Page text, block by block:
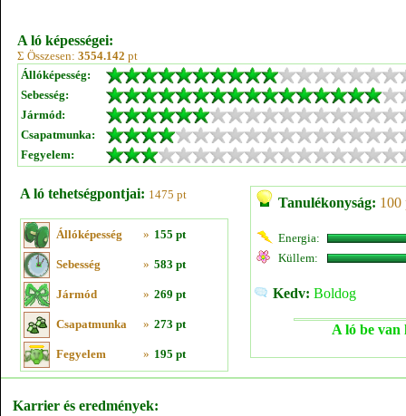
A ló képességei:
Σ Összesen: 3554.142 pt
Állóképesség:
Sebesség:
Jármód:
Csapatmunka:
Fegyelem:
A ló tehetségpontjai: 1475 pt
Állóképesség » 155 pt
Sebesség » 583 pt
Jármód » 269 pt
Csapatmunka » 273 pt
Fegyelem » 195 pt
Tanulékonyság: 100
Energia:
Küllem:
Kedv: Boldog
A ló be van
Karrier és eredmények: